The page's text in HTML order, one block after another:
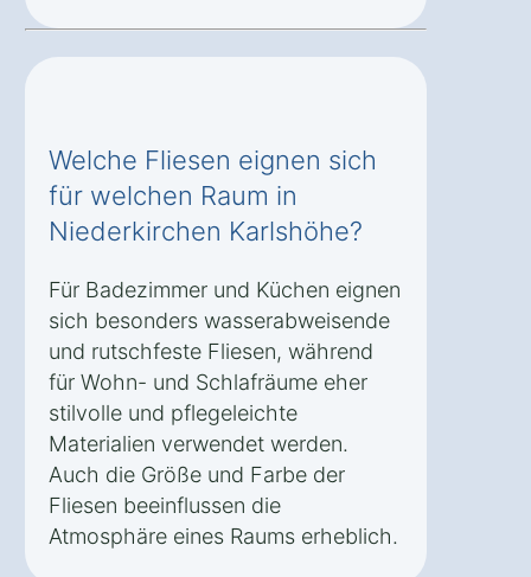
Welche Fliesen eignen sich
für welchen Raum in
Niederkirchen Karlshöhe?
Für Badezimmer und Küchen eignen
sich besonders wasserabweisende
und rutschfeste Fliesen, während
für Wohn- und Schlafräume eher
stilvolle und pflegeleichte
Materialien verwendet werden.
Auch die Größe und Farbe der
Fliesen beeinflussen die
Atmosphäre eines Raums erheblich.